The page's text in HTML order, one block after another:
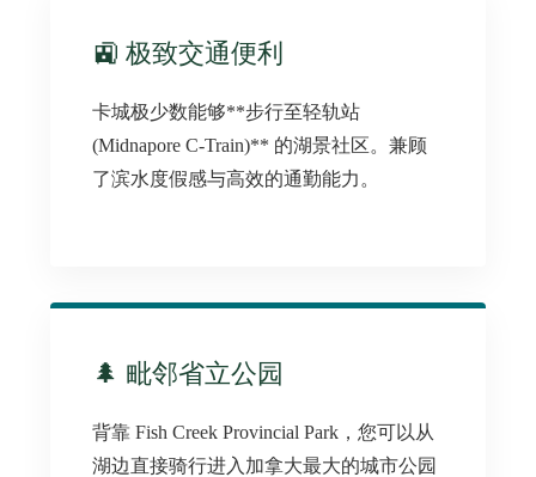
🚉 极致交通便利
卡城极少数能够**步行至轻轨站
(Midnapore C-Train)** 的湖景社区。兼顾
了滨水度假感与高效的通勤能力。
🌲 毗邻省立公园
背靠 Fish Creek Provincial Park，您可以从
湖边直接骑行进入加拿大最大的城市公园